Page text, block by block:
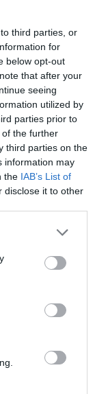
third parties, or
for
below opt-out
that after your
seeing
utilized by
parties prior to
the further
third parties on the
information may
the IAB’s List of
disclose it to other
or more Google
You may click to
party tags to
in below Google
στη
μετάλλιο
τις
που